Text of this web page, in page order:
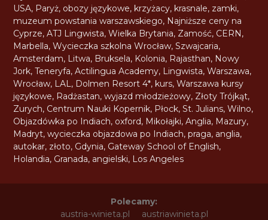
USA, Paryż, obozy językowe, krzyżacy, krasnale, zamki,
muzeum powstania warszawskiego, Najniższe ceny na
Cyprze,ATJ Lingwista,Wielka Brytania, Zamość, CERN,
Marbella,Wycieczka szkolna Wrocław,Szwajcaria,
Amsterdam, Litwa, Bruksela, Kolonia, Rajasthan, Nowy
Jork,Teneryfa,Actilingua Academy, Lingwista,Warszawa,
Wrocław, LAL, Dolmen Resort 4*, kurs,Warszawa kursy
językowe, Radżastan,wyjazd młodzieżowy, Złoty Trójkąt,
Zurych, Centrum Nauki Kopernik, Płock,St. Julians,Wilno,
Objazdówka po Indiach, oxford, Mikołajki,Anglia, Mazury,
Madryt,wycieczka objazdowa po Indiach,praga, anglia,
autokar, złoto, Gdynia, Gateway School of English,
Holandia, Granada, angielski, Los Angeles
Polecamy:
austria-winieta.pl
austriawinieta.pl